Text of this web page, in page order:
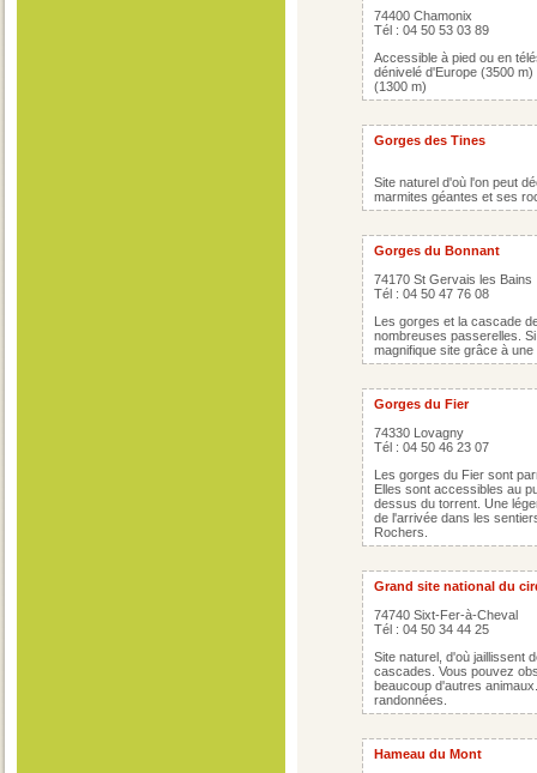
74400 Chamonix
Tél : 04 50 53 03 89
Accessible à pied ou en
dénivelé d'Europe (3500
(1300 m)
Gorges des Tines
Site naturel d'où l'on peut
marmites géantes et ses
Gorges du Bonnant
74170 St Gervais les Bains
Tél : 04 50 47 76 08
Les gorges et la cascade
nombreuses passerelles.
magnifique site grâce à une
Gorges du Fier
74330 Lovagny
Tél : 04 50 46 23 07
Les gorges du Fier sont
Elles sont accessibles au
dessus du torrent. Une
de l'arrivée dans les
Rochers.
Grand site national du
74740 Sixt-Fer-à-Cheval
Tél : 04 50 34 44 25
Site naturel, d'où jaillissent
cascades. Vous pouvez
beaucoup d'autres
randonnées.
Hameau du Mont